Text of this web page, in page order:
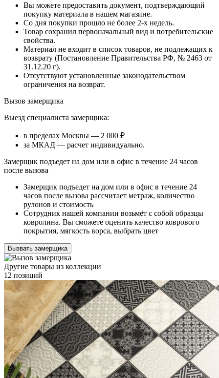
Вы можете предоставить документ, подтверждающий
покупку материала в нашем магазине.
Со дня покупки прошло не более 2-х недель.
Товар сохранил первоначальный вид и потребительские
свойства.
Материал не входит в список товаров, не подлежащих к
возврату (Постановление Правительства РФ, № 2463 от
31.12.20 г).
Отсутствуют установленные законодательством
ограничения на возврат.
Вызов замерщика
Выезд специалиста замерщика:
в пределах Москвы — 2 000 ₽
за МКАД — расчет индивидуально.
Замерщик подъедет на дом или в офис в течение 24 часов
после вызова
Замерщик подъедет на дом или в офис в течение 24
часов после вызова рассчитает метраж, количество
рулонов и стоимость
Сотрудник нашей компании возьмёт с собой образцы
ковролина. Вы сможете оценить качество коврового
покрытия, мягкость ворса, выбрать цвет
Вызвать замерщика
Другие товары из коллекции
12 позиций